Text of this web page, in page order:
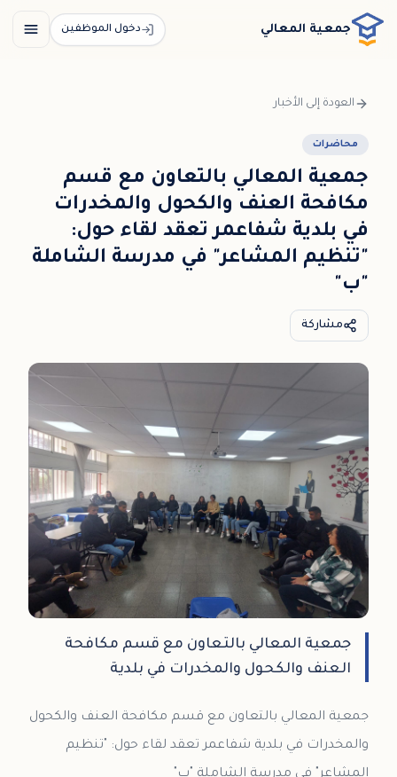
تخطي إلى المحتوى الرئيسي / דלג לתוכן הראשי
جمعية المعالي دخول الموظفين
العودة إلى الأخبار
محاضرات
جمعية المعالي بالتعاون مع قسم
مكافحة العنف والكحول والمخدرات
في بلدية شفاعمر تعقد لقاء حول:
"تنظيم المشاعر" في مدرسة الشاملة
"ب"
مشاركة
جمعية المعالي بالتعاون مع قسم مكافحة
العنف والكحول والمخدرات في بلدية
جمعية المعالي بالتعاون مع قسم مكافحة العنف والكحول
والمخدرات في بلدية شفاعمر تعقد لقاء حول: "تنظيم